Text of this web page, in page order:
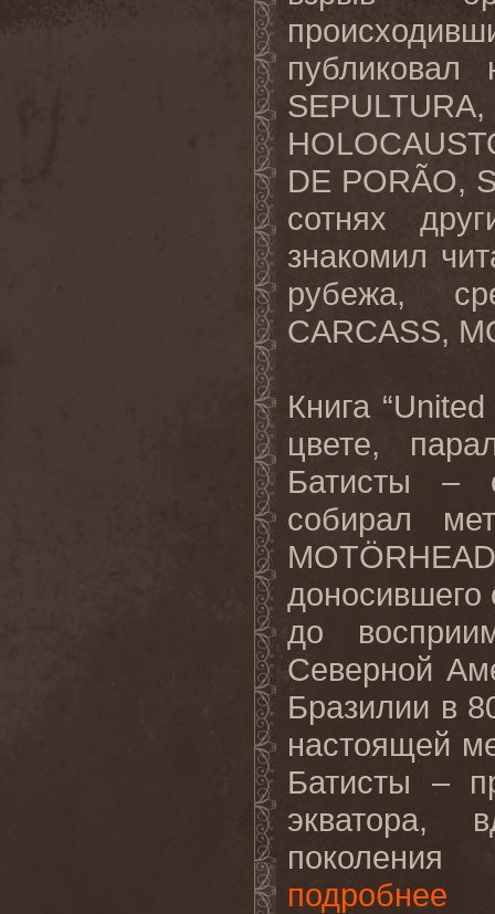
DE PORÃO,
сотнях
знакомил
рубежа,
CARCASS,
Книга
цвете,
Батисты –
собирал
доносившего
до
Северной
Бразилии в
настоящей
Батисты –
экватора,
поколения
подробнее